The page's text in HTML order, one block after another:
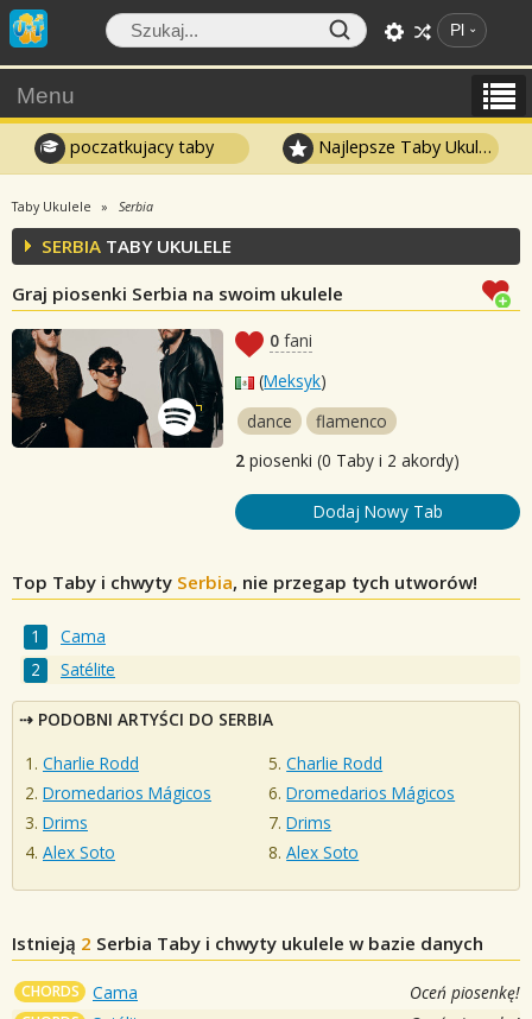
Pl
Menu
poczatkujacy taby Najlepsze Taby Ukulele
Taby Ukulele Serbia
SERBIA TABY UKULELE
Graj piosenki Serbia na swoim ukulele
0 fani
(Meksyk)
dance
flamenco
2 piosenki (0 Taby i 2 akordy)
Dodaj Nowy Tab
Top Taby i chwyty Serbia, nie przegap tych utworów!
Cama
Satélite
PODOBNI ARTYŚCI DO SERBIA
Charlie Rodd
Dromedarios Mágicos
Drims
Alex Soto
Charlie Rodd
Dromedarios Mágicos
Drims
Alex Soto
Istnieją 2 Serbia Taby i chwyty ukulele w bazie danych
CHORDS Cama Oceń piosenkę!